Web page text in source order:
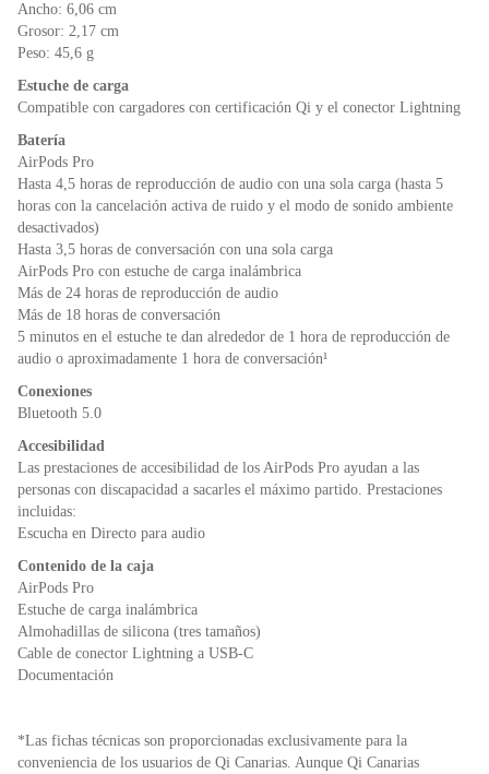
Ancho: 6,06 cm
Grosor: 2,17 cm
Peso: 45,6 g
Estuche de carga
Compatible con cargadores con certificación Qi y el conector Lightning
Batería
AirPods Pro
Hasta 4,5 horas de reproducción de audio con una sola carga (hasta 5
horas con la cancelación activa de ruido y el modo de sonido ambiente
desactivados)
Hasta 3,5 horas de conversación con una sola carga
AirPods Pro con estuche de carga inalámbrica
Más de 24 horas de reproducción de audio
Más de 18 horas de conversación
5 minutos en el estuche te dan alrededor de 1 hora de reproducción de
audio o aproximadamente 1 hora de conversación¹
Conexiones
Bluetooth 5.0
Accesibilidad
Las prestaciones de accesibilidad de los AirPods Pro ayudan a las
personas con discapacidad a sacarles el máximo partido. Prestaciones
incluidas:
Escucha en Directo para audio
Contenido de la caja
AirPods Pro
Estuche de carga inalámbrica
Almohadillas de silicona (tres tamaños)
Cable de conector Lightning a USB‑C
Documentación
*Las fichas técnicas son proporcionadas exclusivamente para la
conveniencia de los usuarios de Qi Canarias. Aunque Qi Canarias